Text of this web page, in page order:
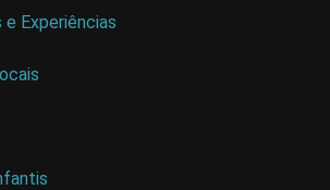
Experiências